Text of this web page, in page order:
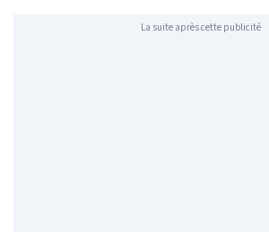
La suite après cette publicité